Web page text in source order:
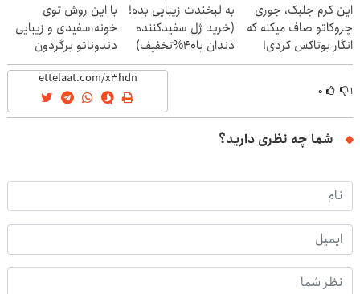
این کرم جلبک، جوری
چروکاتو صاف میکنه که
انگار بوتاکس کردی!
(تخفیف ویژه)
به لبخندت زیبایی بده!
(خرید ژل سفیدکننده
دندان با40%تخفیف)
با این روش توی
خونه،سفیدی و زیبایی
دندوناتو برگردون
(40%off)
۱ ۰
شما چه نظری دارید؟